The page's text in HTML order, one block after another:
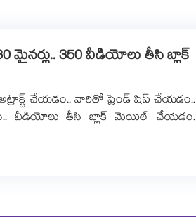
మైనర్లు.. 350 వీడియోలు తీసి బ్లాక్
చేయడం.. వారితో ఫ్రెండ్ షిప్ చేయడం..
వీడియోలు తీసి బ్లాక్ మెయిల్ చేయడం.